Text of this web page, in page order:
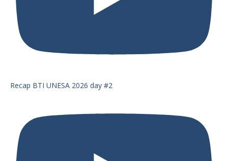
Recap BTI UNESA 2026 day #2